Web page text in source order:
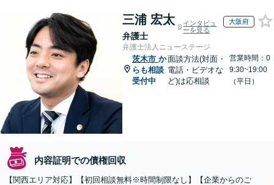
三浦 宏太
弁護士
インタビュ
ーを見る
大阪府
弁護士法人ニューステージ
茨木市 か
らも相談
受付中
面談方法(対面・
電話・ビデオな
ど)は応相談
営業時間：0
9:30~19:00
（平日）
内容証明での債権回収
【関西エリア対応】【初回相談無料※時間制限なし】【企業からのご